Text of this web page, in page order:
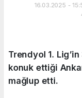
16.03.2025 -
Trendyol 1.
konuk ettiği
mağlup etti.